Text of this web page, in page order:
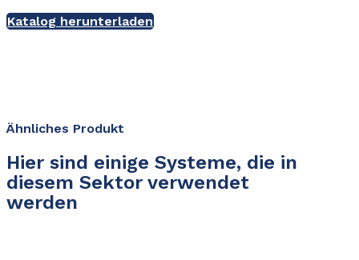
Katalog herunterladen
Ähnliches Produkt
Hier sind einige Systeme, die in
diesem Sektor verwendet
werden